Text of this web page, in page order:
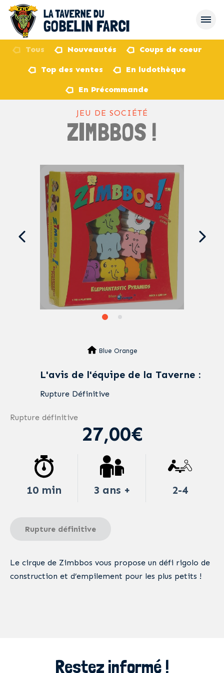
Tous Nouveautés Coups de coeur
Top des ventes En ludothèque
En Précommande
JEU DE SOCIÉTÉ
ZIMBBOS !
Blue Orange
L'avis de l'équipe de la Taverne :
Rupture Définitive
Rupture définitive
27,00€
10 min 3 ans + 2-4
Rupture définitive
Le cirque de Zimbbos vous propose un défi rigolo de
construction et d’empilement pour les plus petits !
Restez informé !